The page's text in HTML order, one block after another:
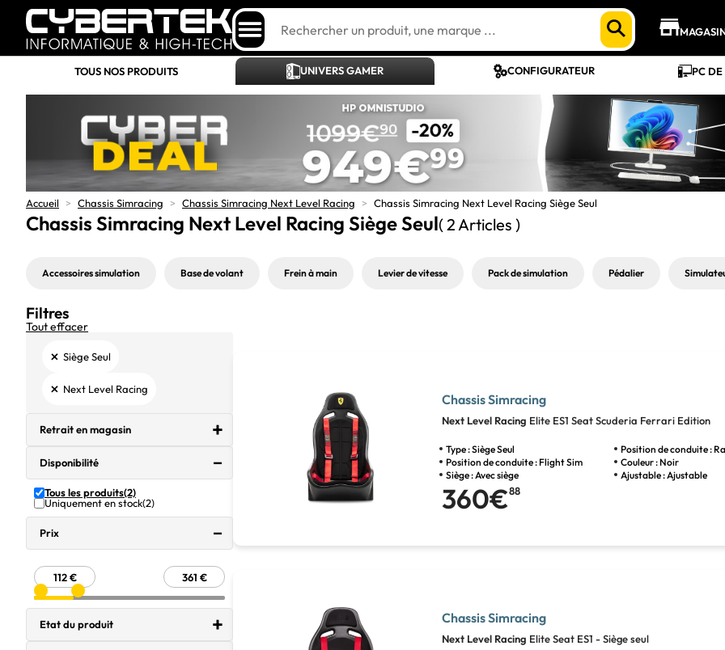
TOUS NOS PRODUITS UNIVERS GAMER CONFIGURATEUR PC DE
Accueil > Chassis Simracing > Chassis Simracing Next Level Racing > Chassis Simracing Next Level Racing Siège Seul
Chassis Simracing Next Level Racing Siège Seul( 2 Articles )
Accessoires simulation Base de volant Frein à main Levier de vitesse Pack de simulation Pédalier
Filtres
Tout effacer
× Siège Seul
× Next Level Racing
Retrait en magasin
Disponibilité
Tous les produits(2)
Uniquement en stock(2)
Prix
Etat du produit
Chassis Simracing
Next Level Racing Elite ES1 Seat Scuderia Ferrari Edition
Type : Siège Seul
Position de conduite :
Position de conduite : Flight Sim
Couleur : Noir
Siège : Avec siège
Ajustable : Ajustable
360€88
Chassis Simracing
Next Level Racing Elite Seat ES1 - Siège seul